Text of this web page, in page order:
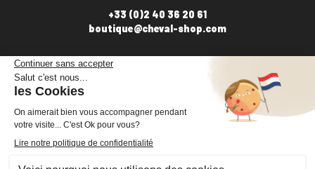
+33 (0)2 40 36 20 61
boutique@cheval-shop.com
VOTRE COMPTE
INFORMATIONS